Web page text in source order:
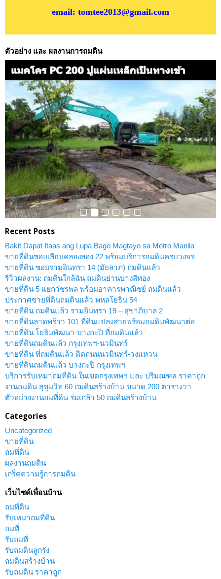
email: tomtee2013@gmail.com
ตัวอย่าง และ ผลงานการถมดิน
Recent Posts
Bakit Dapat Itaas ang Lupa Bago Magtayo sa Metro Manila
ขายที่ดินซอยเลียบคลองสอง 22 พร้อมบริการถมดินครบวงจร
ขายที่ดิน ซอยรามอินทรา 14 (มัยลาภ) ถมดินแล้ว
รีวิวผลงาน: ถมดินใกล้ฉัน ถมดินย่านบางสีทอง
ขายที่ดิน 5 แยกวัชรพล พร้อมอาคารพาณิชย์ ถมดินแล้ว
ประกาศขายที่ดินถมดินแล้ว พหลโยธิน 54
ขายที่ดิน ถมดินแล้ว รามอินทรา 19 – สุขาภิบาล 2
ขายที่ดินลาดพร้าว 101 ที่ดินแปลงสวยพร้อมถมดินพัฒนาต่อ
ขายที่ดิน โยธินพัฒนา-บางกะปิ ที่ถมดินแล้ว
ขายที่ดินถมดินแล้ว กรุงเทพฯ-นวมินทร์
ขายที่ดิน ที่ถมดินแล้ว ติดถนนนวมินทร์-วงแหวน
ขายที่ดินถมดินแล้ว บางกะปิ กรุงเทพฯ
บริการรับเหมาถมที่ดิน ในเขตกรุงเทพฯ และ ปริมณฑล ราคาถูก
งานถมดิน สุขุมวิท 60 ถมดินสร้างบ้าน ขนาด 200 ตารางวา
ตัวอย่างงานถมที่ดิน ร่มเกล้า 50 ถมดินสร้างบ้าน
Categories
Uncategorized
ขายที่ดิน
ถมที่ดิน
ผลงานถมดิน
เกร็ดความรู้การถมดิน
เว็บไซด์เพื่อนบ้าน
ถมที่ดิน
รับเหมาถมที่ดิน
ถมที่
รับถมที่
รับถมดินลูกรัง
ถมดินสร้างบ้าน
รับถมดิน ราคาถูก